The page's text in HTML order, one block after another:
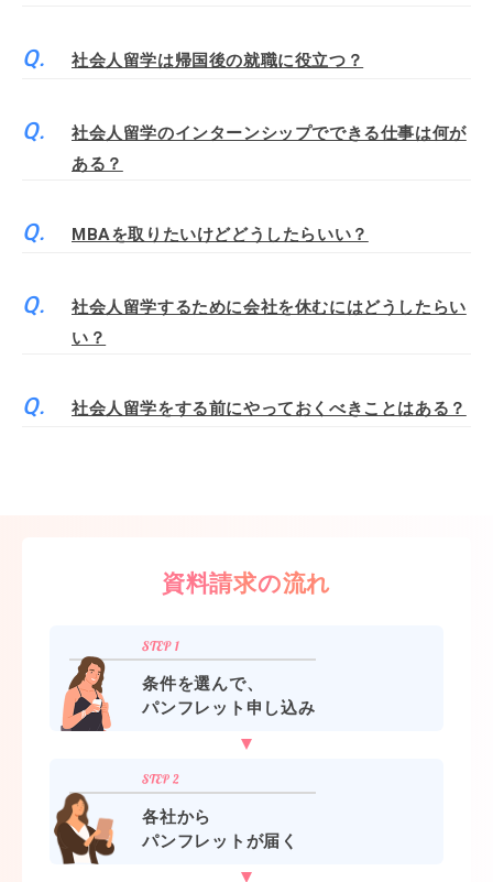
社会人留学は帰国後の就職に役立つ？
社会人留学のインターンシップでできる仕事は何が
ある？
MBAを取りたいけどどうしたらいい？
社会人留学するために会社を休むにはどうしたらい
い？
社会人留学をする前にやっておくべきことはある？
資料請求の流れ
条件を選んで、
パンフレット申し込み
各社から
パンフレットが届く